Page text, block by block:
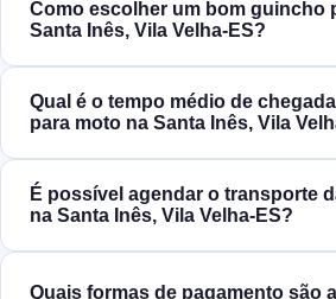
Como escolher um bom guincho
Santa Inês, Vila Velha‑ES?
Qual é o tempo médio de
para moto na Santa Inês, Vila
É possível agendar o transporte
na Santa Inês, Vila Velha‑ES?
Quais formas de pagamento são